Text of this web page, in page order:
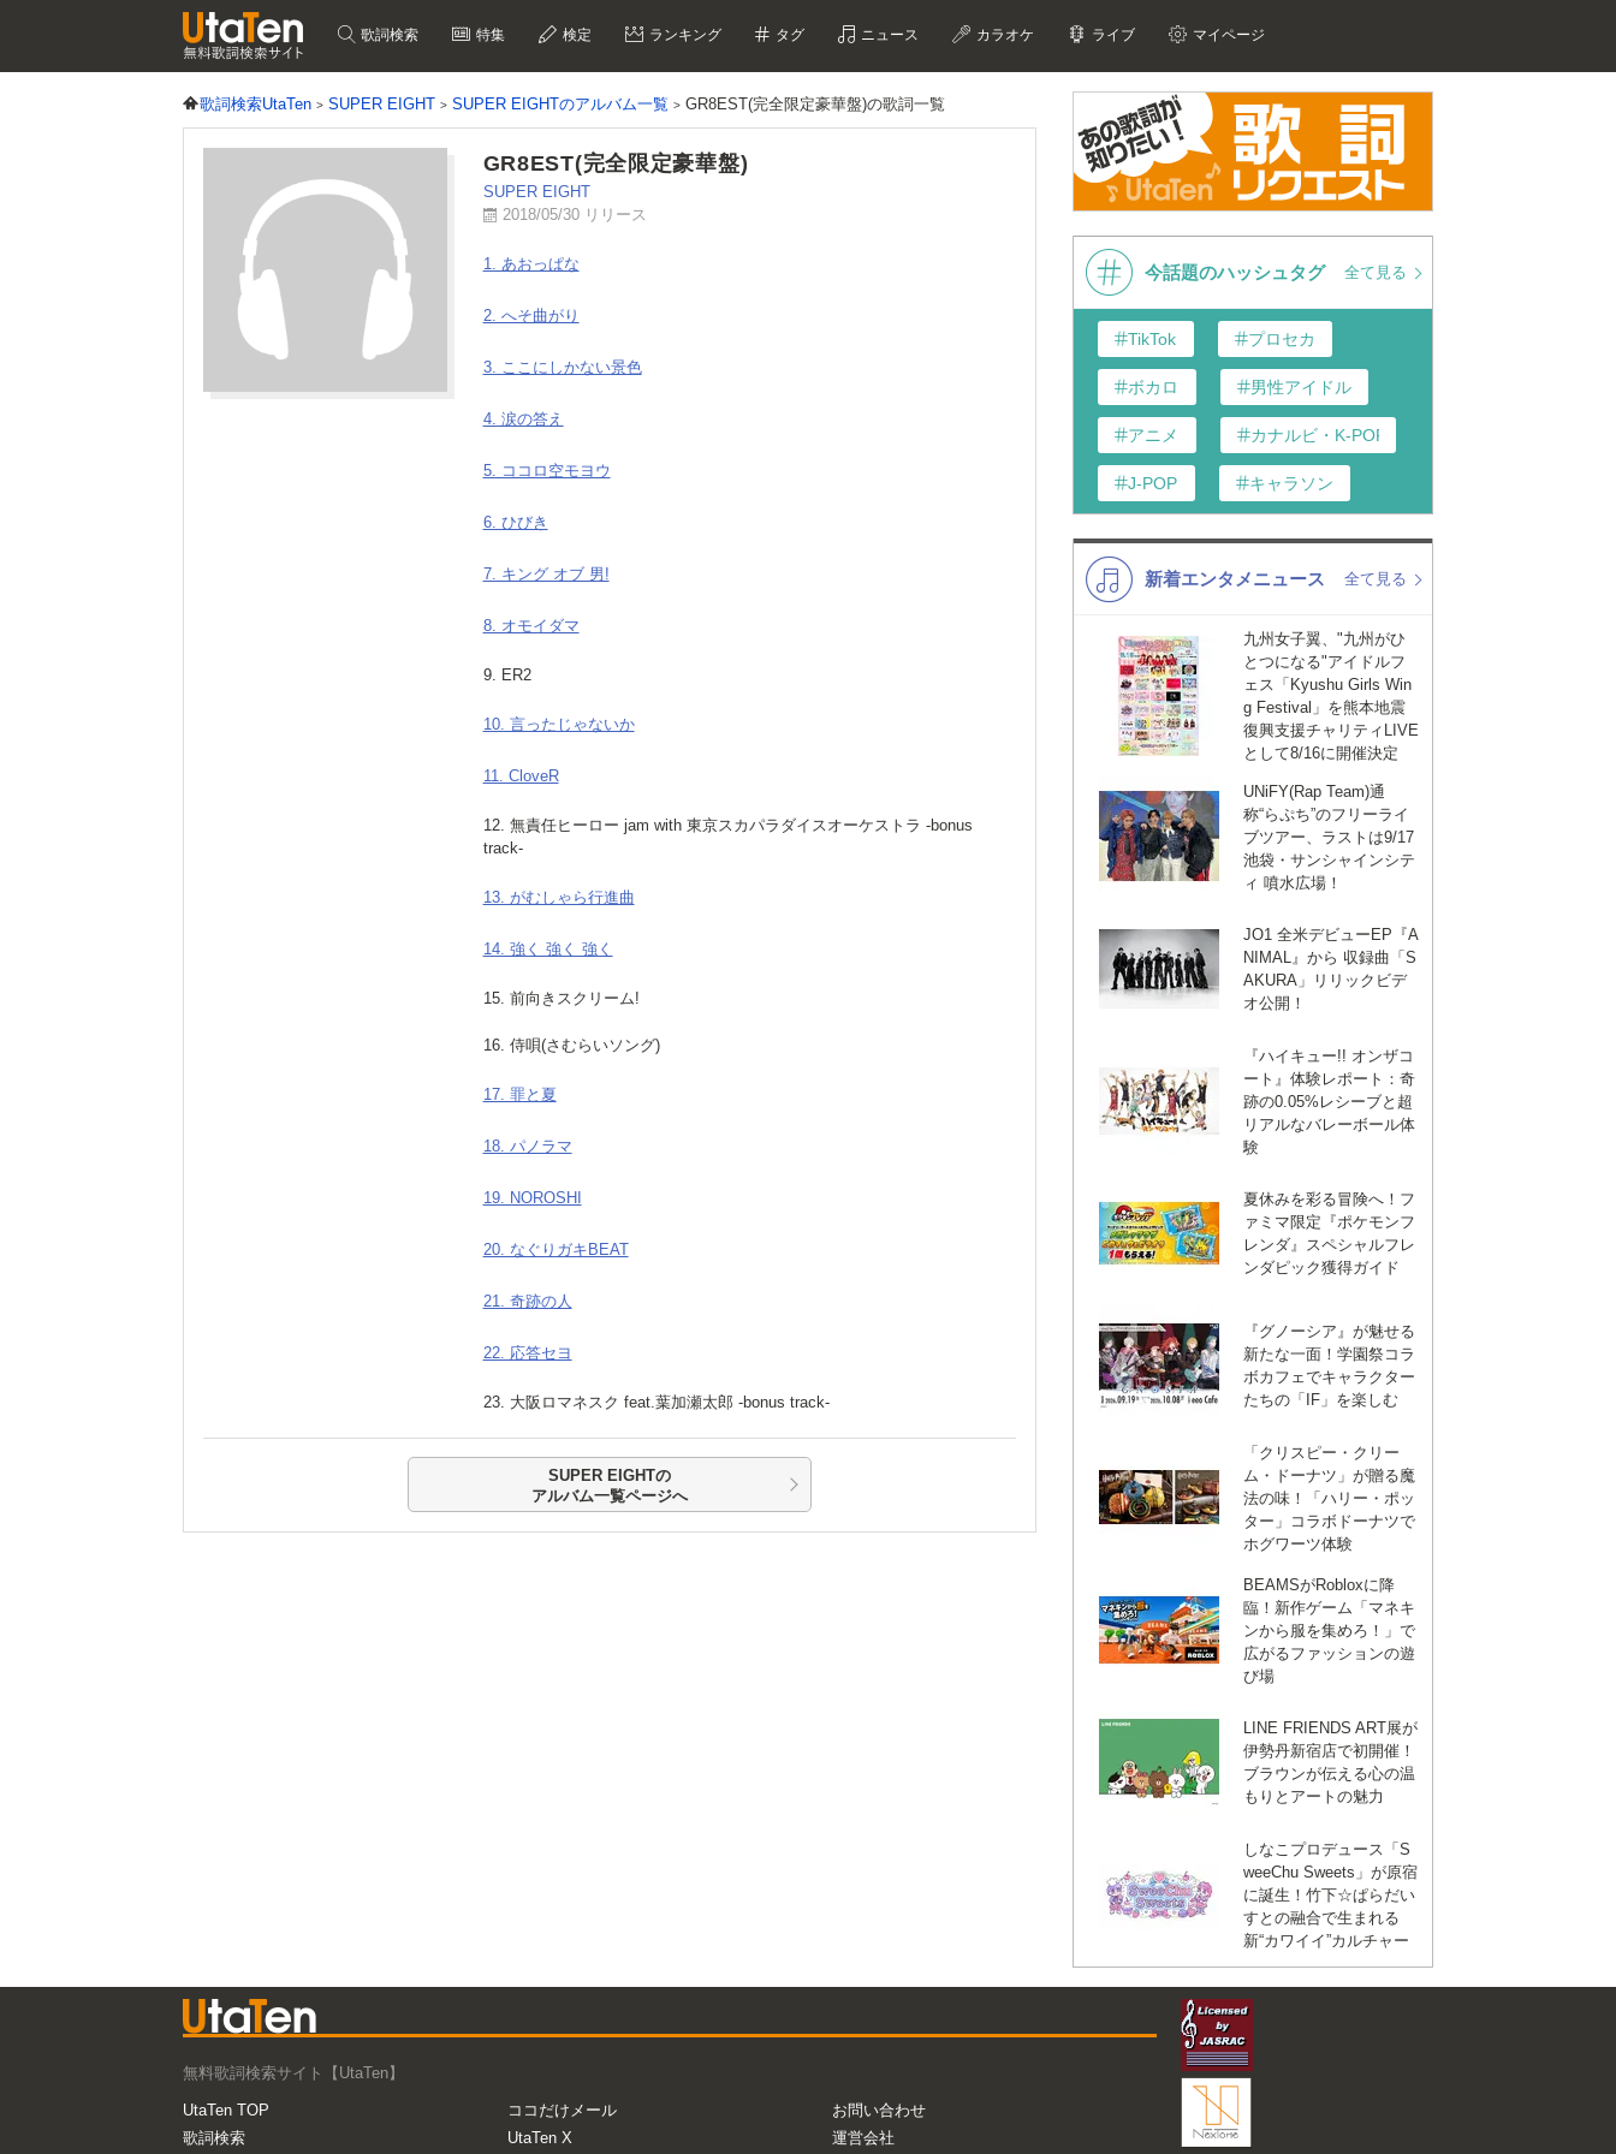
歌詞検索 特集 検定 ランキング タグ ニュース カラオケ ライブ マイページ
歌詞検索UtaTen SUPER EIGHT SUPER EIGHTのアルバム一覧 GR8EST(完全限定豪華盤)の歌詞一覧
GR8EST(完全限定豪華盤)
SUPER EIGHT
2018/05/30 リリース
1. あおっぱな
2. へそ曲がり
3. ここにしかない景色
4. 涙の答え
5. ココロ空モヨウ
6. ひびき
7. キング オブ 男!
8. オモイダマ
9. ER2
10. 言ったじゃないか
11. CloveR
12. 無責任ヒーロー jam with 東京スカパラダイスオーケストラ -bonus
track-
13. がむしゃら行進曲
14. 強く 強く 強く
15. 前向きスクリーム!
16. 侍唄(さむらいソング)
17. 罪と夏
18. パノラマ
19. NOROSHI
20. なぐりガキBEAT
21. 奇跡の人
22. 応答セヨ
23. 大阪ロマネスク feat.葉加瀬太郎 -bonus track-
SUPER EIGHTの
アルバム一覧ページへ
今話題のハッシュタグ 全て見る
TikTok プロセカ
ボカロ 男性アイドル
アニメ カナルビ・K-POP和訳
J-POP キャラソン
K-POP バンド
洋楽
VTuber ディズニー
新着エンタメニュース 全て見る
九州女子翼、"九州がひ
とつになる"アイドルフ
ェス「Kyushu Girls Win
g Festival」を熊本地震
復興支援チャリティLIVE
として8/16に開催決定
UNiFY(Rap Team)通
称“らぷち”のフリーライ
ブツアー、ラストは9/17
池袋・サンシャインシテ
ィ 噴水広場！
JO1 全米デビューEP『A
NIMAL』から 収録曲「S
AKURA」リリックビデ
オ公開！
『ハイキュー!! オンザコ
ート』体験レポート：奇
跡の0.05%レシーブと超
リアルなバレーボール体
験
夏休みを彩る冒険へ！フ
ァミマ限定『ポケモンフ
レンダ』スペシャルフレ
ンダピック獲得ガイド
『グノーシア』が魅せる
新たな一面！学園祭コラ
ボカフェでキャラクター
たちの「IF」を楽しむ
「クリスピー・クリー
ム・ドーナツ」が贈る魔
法の味！「ハリー・ポッ
ター」コラボドーナツで
ホグワーツ体験
BEAMSがRobloxに降
臨！新作ゲーム「マネキ
ンから服を集めろ！」で
広がるファッションの遊
び場
LINE FRIENDS ART展が
伊勢丹新宿店で初開催！
ブラウンが伝える心の温
もりとアートの魅力
しなこプロデュース「S
weeChu Sweets」が原宿
に誕生！竹下☆ぱらだい
すとの融合で生まれる
新“カワイイ”カルチャー
無料歌詞検索サイト【UtaTen】
UtaTen TOP
歌詞検索
ココだけメール
UtaTen X
お問い合わせ
運営会社